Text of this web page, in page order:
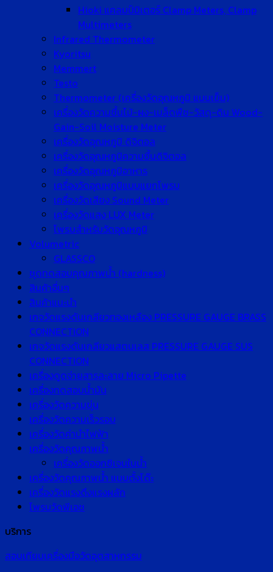
Hioki แคลมป์มิเตอร์ Clamp Meters, Clamp
Multimeters
Infrared Thermometer
Kyoritsu
Memmert
Testo
Thermometer (เครื่องวัดอุณหภูมิ แบบเข็ม)
เครื่องวัดความชื้นไม้-ผง-เมล็ดพืช-วัสดุ-ดิน Wood-
Gain-Soil Moisture Meter
เครื่องวัดอุณหภูมิ ดิจิตอล
เครื่องวัดอุณหภูมิความชื้นดิจิตอล
เครื่องวัดอุณหภูมิอาหาร
เครื่องวัดอุณหภูมิแบบแยกโพรบ
เครื่องวัดเสียง Sound Meter
เครื่องวัดแสง LUX Meter
โพรบสำหรับวัดอุณหภูมิ
Volumetric
GLASSCO
ชุดทดสอบคุณภาพน้ำ (hardness)
สินค้าอื่นๆ
สินค้าแนะนำ
เกจวัดแรงดันเกลียวทองเหลือง PRESSURE GAUGE BRASS
CONNECTION
เกจวัดแรงดันเกลียวแสตนเลส PRESSURE GAUGE SUS
CONNECTION
เครื่องดูดจ่ายสารละลาย Micro Pipette
เครื่องทดสอบน้ำมัน
เครื่องวัดความขุ่น
เครื่องวัดความเร็วรอบ
เครื่องวัดค่านำไฟฟ้า
เครื่องวัดคุณภาพน้ำ
เครื่องวัดออกซิเจนในน้ำ
เครื่องวัดคุณภาพน้ำ แบบตั้งโต๊ะ
เครื่องวัดแรงดึงแรงผลัก
โพรบวัดพีเอช
บริการ
สอบเทียบเครื่องมือวัดอุตสาหกรรม